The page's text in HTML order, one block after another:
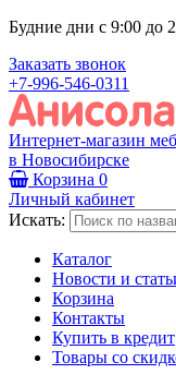
Будние дни с 9:00 до
Заказать звонок
+7-996-546-0311
Интернет-магазин
в Новосибирске
Корзина 0
Личный кабинет
Искать:
Каталог
Новости и
Корзина
Контакты
Купить в кредит
Товары со